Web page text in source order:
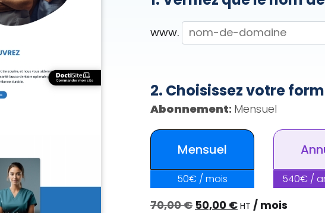
www.
Abonnement: Mensuel
Mensuel
70,00€ 50,00 € HT / mois